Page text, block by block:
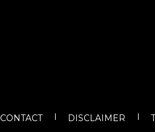
CONTACT DISCLAIMER